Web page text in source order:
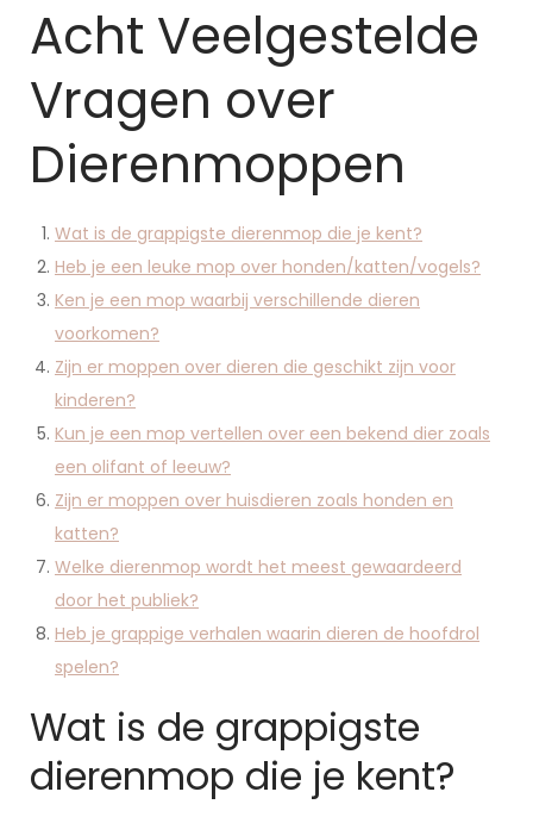
Acht Veelgestelde
Vragen over
Dierenmoppen
Wat is de grappigste dierenmop die je kent?
Heb je een leuke mop over honden/katten/vogels?
Ken je een mop waarbij verschillende dieren
voorkomen?
Zijn er moppen over dieren die geschikt zijn voor
kinderen?
Kun je een mop vertellen over een bekend dier zoals
een olifant of leeuw?
Zijn er moppen over huisdieren zoals honden en
katten?
Welke dierenmop wordt het meest gewaardeerd
door het publiek?
Heb je grappige verhalen waarin dieren de hoofdrol
spelen?
Wat is de grappigste
dierenmop die je kent?